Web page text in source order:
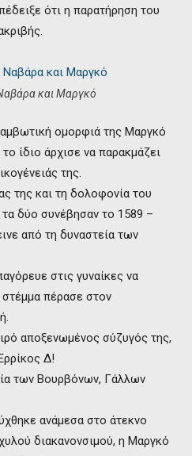
ότι η παρατήρηση του
και Μαργκό
ομορφιά της Μαργκό
ίδιο άρχισε να παρακμάζει
της.
της και τη δολοφονία του
δύο συνέβησαν το 1589 –
από τη δυναστεία των
στις γυναίκες να
πέρασε στον
αποξενωμένος σύζυγός της,
Δ!
των Βουρβόνων, Γάλλων
ανάμεσα στο άτεκνο
διακανονσιμού, η Μαργκό